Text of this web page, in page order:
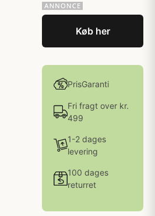
Køb her
PrisGaranti
Fri fragt over kr.
499
1-2 dages
levering
100 dages
returret